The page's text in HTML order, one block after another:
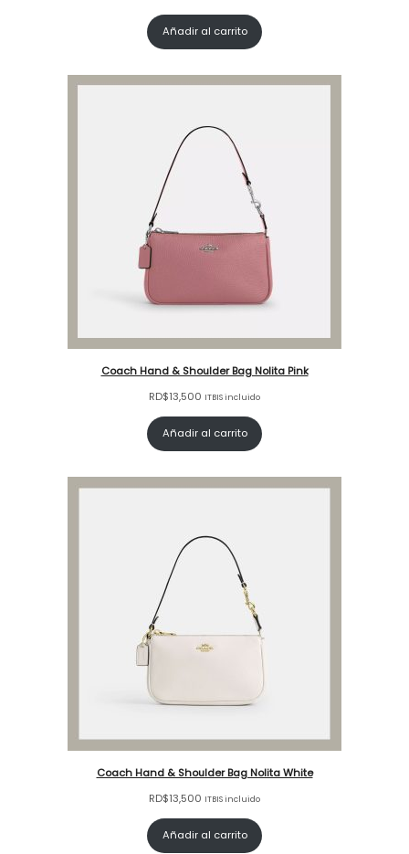
Añadir al carrito
Coach Hand & Shoulder Bag Nolita Pink
RD$13,500 ITBIS incluido
Añadir al carrito
Coach Hand & Shoulder Bag Nolita White
RD$13,500 ITBIS incluido
Añadir al carrito